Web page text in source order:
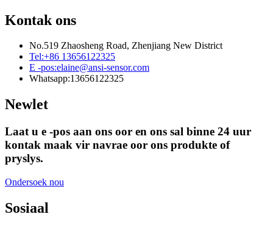
Kontak ons
No.519 Zhaosheng Road, Zhenjiang New District
Tel:+86 13656122325
E -pos:elaine@ansi-sensor.com
Whatsapp:13656122325
Newlet
Laat u e -pos aan ons oor en ons sal binne 24 uur
kontak maak vir navrae oor ons produkte of
pryslys.
Ondersoek nou
Sosiaal